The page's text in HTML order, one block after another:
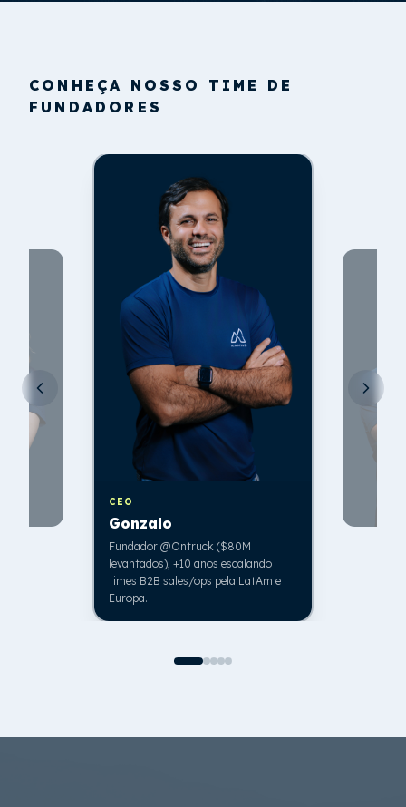
CONHEÇA NOSSO TIME DE
FUNDADORES
CEO
Gonzalo
Fundador @Ontruck ($80M
levantados), +10 anos escalando
times B2B sales/ops pela LatAm e
Europa.